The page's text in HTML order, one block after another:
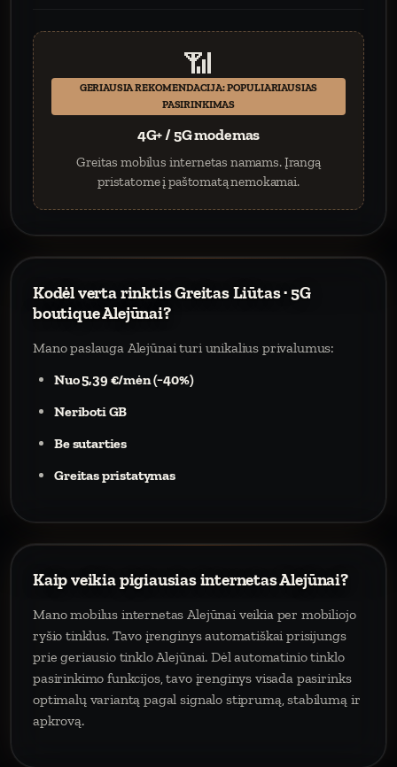
📶
GERIAUSIA REKOMENDACIJA: POPULIARIAUSIAS
PASIRINKIMAS
4G+ / 5G modemas
Greitas mobilus internetas namams. Įrangą
pristatome į paštomatą nemokamai.
Kodėl verta rinktis Greitas Liūtas · 5G
boutique Alejūnai?
Mano paslauga Alejūnai turi unikalius privalumus:
Nuo 5,39 €/mėn (−40%)
Neriboti GB
Be sutarties
Greitas pristatymas
Kaip veikia pigiausias internetas Alejūnai?
Mano mobilus internetas Alejūnai veikia per mobiliojo
ryšio tinklus. Tavo įrenginys automatiškai prisijungs
prie geriausio tinklo Alejūnai. Dėl automatinio tinklo
pasirinkimo funkcijos, tavo įrenginys visada pasirinks
optimalų variantą pagal signalo stiprumą, stabilumą ir
apkrovą.